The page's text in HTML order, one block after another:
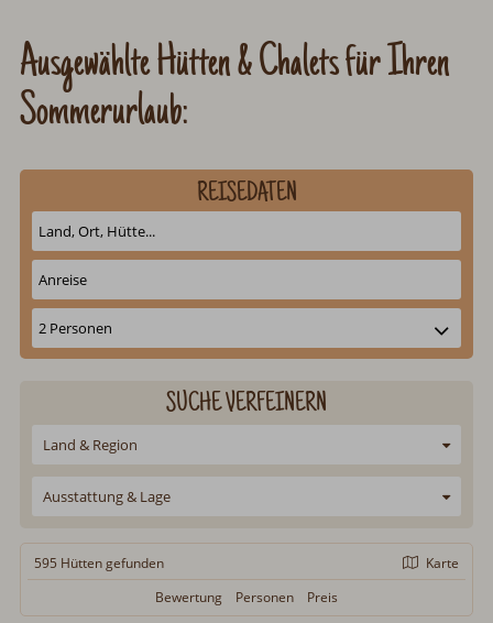
Ausgewählte Hütten & Chalets für Ihren
Sommerurlaub:
REISEDATEN
SUCHE VERFEINERN
Land & Region
Ausstattung & Lage
595 Hüttengefunden
Karte
Bewertung
Personen Preis